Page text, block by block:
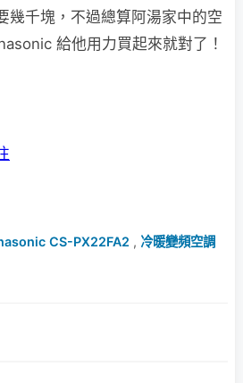
幾千塊，不過總算阿湯家中的空
給他用力買起來就對了！
CS-PX22FA2 , 冷暖變頻空調